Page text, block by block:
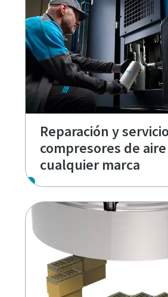
Reparación y
compresores de
cualquier marca